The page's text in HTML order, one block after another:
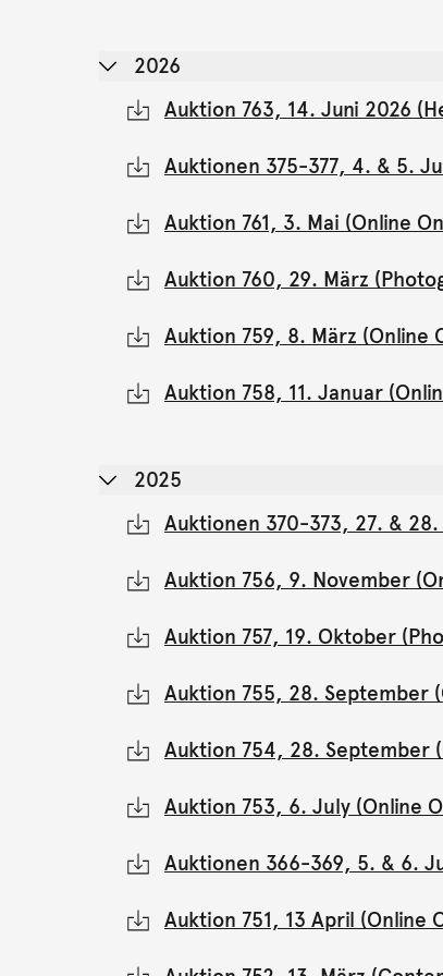
2026
Auktion 763, 14. Juni 2026
Auktionen 375-377, 4. & 5.
Auktion 761, 3. Mai (Online
Auktion 760, 29. März
Auktion 759, 8. März (Online
Auktion 758, 11. Januar
2025
Auktionen 370-373, 27. &
Auktion 756, 9. November
Auktion 757, 19. Oktober
Auktion 755, 28. September
Auktion 754, 28. September
Auktion 753, 6. July (Online
Auktionen 366-369, 5. & 6.
Auktion 751, 13 April (Online